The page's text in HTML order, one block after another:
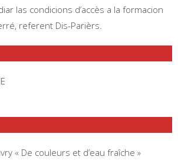
las condicions d’accès a la formacion
referent Dis-Parièrs.
« De couleurs et d’eau fraîche »